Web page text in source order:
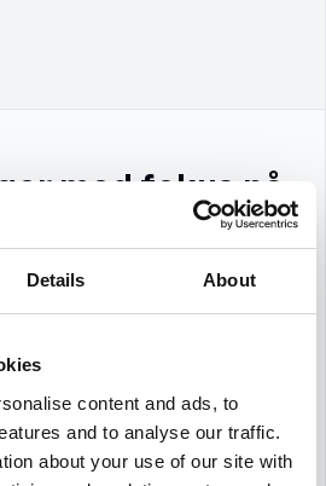
Details About
content and ads, to
and to analyse our traffic.
about your use of our site with
med fokus på
omfatter opførelsen af 82 almene
Projektet er igangsat af KAB
– en ny bydel, der er
ungdomsboliger og 11 mindre
til boligsocial anvisning.